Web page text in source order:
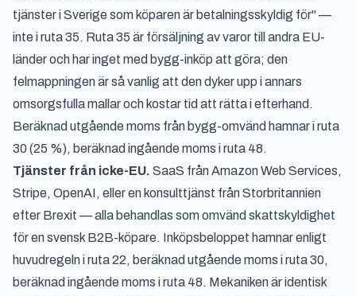
tjänster i Sverige som köparen är betalningsskyldig för" —
inte i ruta 35. Ruta 35 är försäljning av varor till andra EU-
länder och har inget med bygg-inköp att göra; den
felmappningen är så vanlig att den dyker upp i annars
omsorgsfulla mallar och kostar tid att rätta i efterhand.
Beräknad utgående moms från bygg-omvänd hamnar i ruta
30 (25 %), beräknad ingående moms i ruta 48.
Tjänster från icke-EU. SaaS från Amazon Web Services,
Stripe, OpenAI, eller en konsulttjänst från Storbritannien
efter Brexit — alla behandlas som omvänd skattskyldighet
för en svensk B2B-köpare. Inköpsbeloppet hamnar enligt
huvudregeln i ruta 22, beräknad utgående moms i ruta 30,
beräknad ingående moms i ruta 48. Mekaniken är identisk